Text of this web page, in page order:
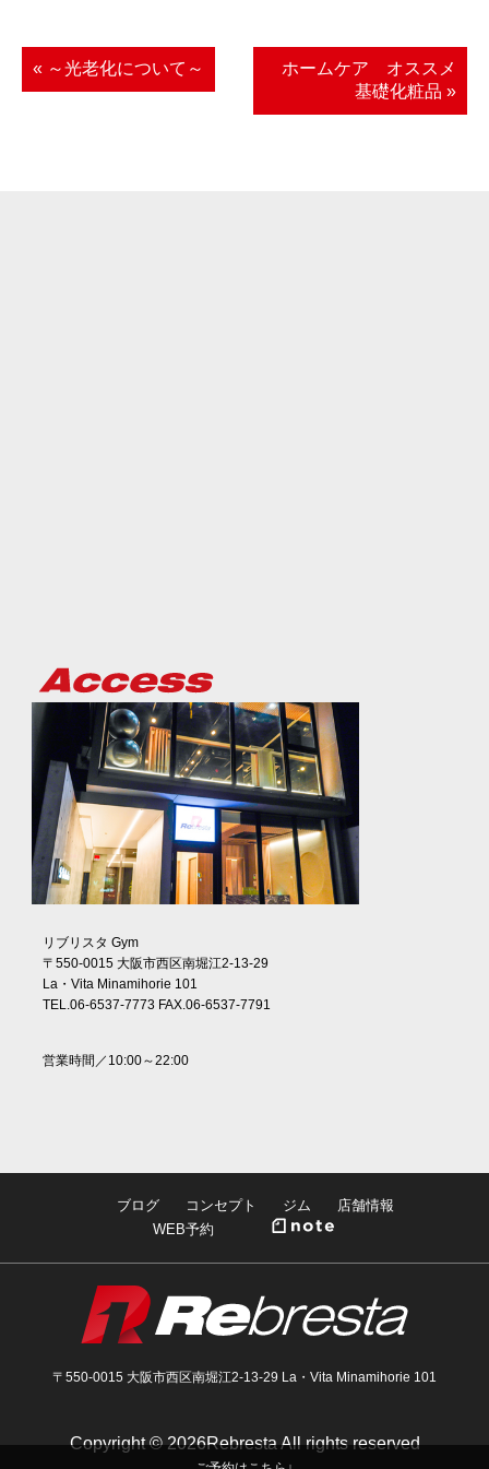
« ～光老化について～
ホームケア オススメ
基礎化粧品 »
リブリスタ Gym
〒550-0015 大阪市西区南堀江2-13-29
La・Vita Minamihorie 101
TEL.06-6537-7773 FAX.06-6537-7791
営業時間／10:00～22:00
ブログ コンセプト ジム
店舗情報
WEB予約
〒550-0015 大阪市西区南堀江2-13-29 La・Vita Minamihorie 101
Copyright ©2026Rebresta All rights reserved